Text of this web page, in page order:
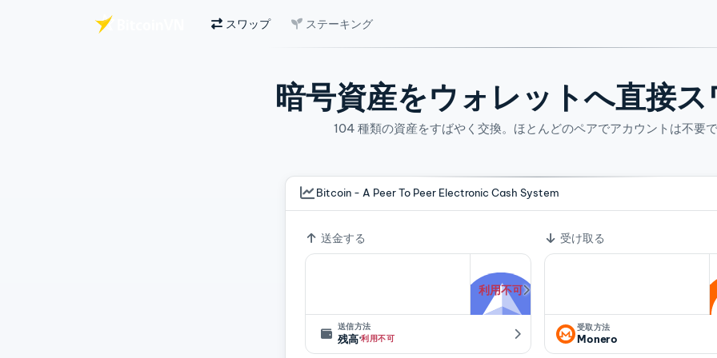
スワップ ステーキング
暗号資産をウォレットへ直接
104 種類の資産をすばやく交換。ほとんどのペアでアカウントは不要で
為替レート
Bitcoin - A Peer To Peer Electronic Cash System
送金する
利用不可
送信方法
残高·利用不可
受け取る
受取方法
Monero